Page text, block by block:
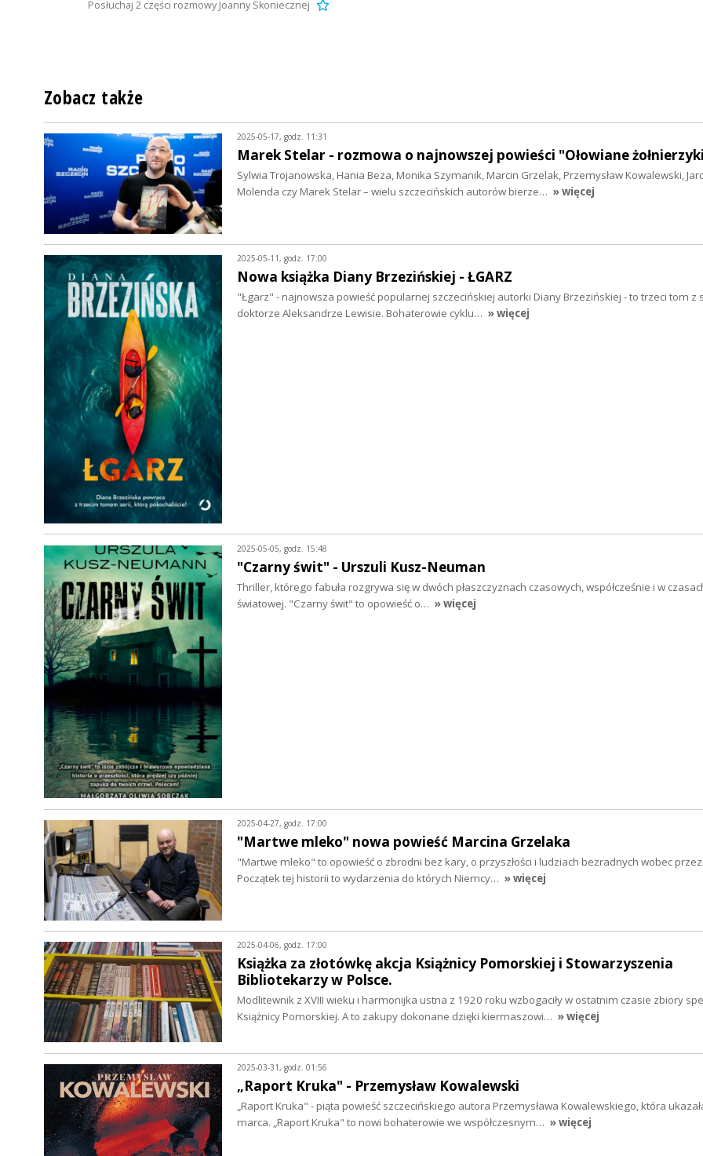
Posłuchaj 2 części rozmowy Joanny Skoniecznej
Zobacz także
2025-05-17, godz. 11:31
Marek Stelar - rozmowa o najnowszej powieści "Ołowiane
Sylwia Trojanowska, Hania Beza, Monika Szymanik, Marcin Grzelak, Przemysław Kowalewski,
Molenda czy Marek Stelar – wielu szczecińskich autorów bierze… » więcej
2025-05-11, godz. 17:00
Nowa książka Diany Brzezińskiej - ŁGARZ
"Łgarz" - najnowsza powieść popularnej szczecińskiej autorki Diany Brzezińskiej - to trzeci tom z
doktorze Aleksandrze Lewisie. Bohaterowie cyklu… » więcej
2025-05-05, godz. 15:48
"Czarny świt" - Urszuli Kusz-Neuman
Thriller, którego fabuła rozgrywa się w dwóch płaszczyznach czasowych, współcześnie i w
światowej. "Czarny świt" to opowieść o… » więcej
2025-04-27, godz. 17:00
"Martwe mleko" nowa powieść Marcina Grzelaka
"Martwe mleko" to opowieść o zbrodni bez kary, o przyszłości i ludziach bezradnych wobec
Początek tej historii to wydarzenia do których Niemcy… » więcej
2025-04-06, godz. 17:00
Książka za złotówkę akcja Książnicy Pomorskiej i Stowarzyszenia
Bibliotekarzy w Polsce.
Modlitewnik z XVIII wieku i harmonijka ustna z 1920 roku wzbogaciły w ostatnim czasie zbiory
Książnicy Pomorskiej. A to zakupy dokonane dzięki kiermaszowi… » więcej
2025-03-31, godz. 01:56
„Raport Kruka" - Przemysław Kowalewski
„Raport Kruka" - piąta powieść szczecińskiego autora Przemysława Kowalewskiego, która
marca. „Raport Kruka" to nowi bohaterowie we współczesnym… » więcej